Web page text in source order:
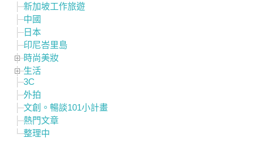
新加坡工作旅遊
中國
日本
印尼峇里島
時尚美妝
生活
3C
外拍
文創。暢談101小計畫
熱門文章
整理中